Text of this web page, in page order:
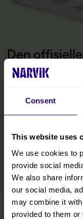
Consent
This website uses
We use cookies to
provide social
We also share
our social media,
may combine it
provided to them
Den
Magasinet er din
inkludert tips om
opplevelser og
skjulte perler på
LES MER